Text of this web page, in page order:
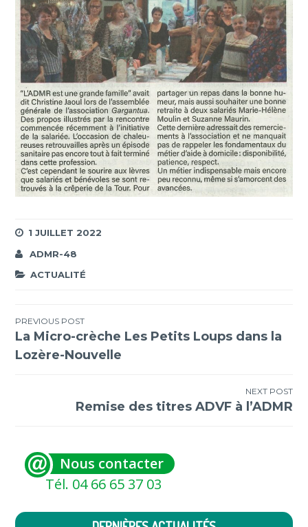
1 JUILLET 2022
ADMR-48
ACTUALITÉ
Navigation
de
PREVIOUS POST
La Micro-crèche Les Petits Loups dans la
Lozère-Nouvelle
NEXT POST
Remise des titres ADVF à l’ADMR
Nous contacter
Tél. 04 66 65 37 03